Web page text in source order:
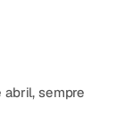
abril, sempre